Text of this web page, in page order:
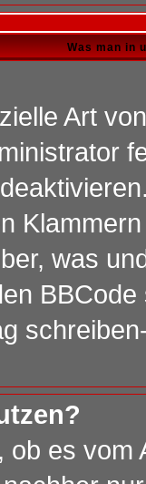
Was man in
Art
was
ob es